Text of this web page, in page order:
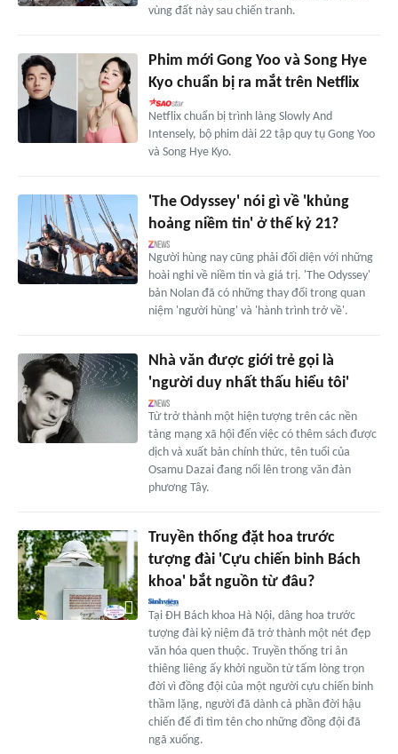
vùng đất này sau chiến tranh.
Phim mới Gong Yoo và Song Hye
Kyo chuẩn bị ra mắt trên Netflix
Netflix chuẩn bị trình làng Slowly And
Intensely, bộ phim dài 22 tập quy tụ Gong Yoo
và Song Hye Kyo.
'The Odyssey' nói gì về 'khủng
hoảng niềm tin' ở thế kỷ 21?
Người hùng nay cũng phải đối diện với những
hoài nghi về niềm tin và giá trị. 'The Odyssey'
bản Nolan đã có những thay đổi trong quan
niệm 'người hùng' và 'hành trình trở về'.
Nhà văn được giới trẻ gọi là
'người duy nhất thấu hiểu tôi'
Từ trở thành một hiện tượng trên các nền
tảng mạng xã hội đến việc có thêm sách được
dịch và xuất bản chính thức, tên tuổi của
Osamu Dazai đang nổi lên trong văn đàn
phương Tây.
Truyền thống đặt hoa trước
tượng đài 'Cựu chiến binh Bách
khoa' bắt nguồn từ đâu?
Tại ĐH Bách khoa Hà Nội, dâng hoa trước
tượng đài kỷ niệm đã trở thành một nét đẹp
văn hóa quen thuộc. Truyền thống tri ân
thiêng liêng ấy khởi nguồn từ tấm lòng trọn
đời vì đồng đội của một người cựu chiến binh
thầm lặng, người đã dành cả phần đời hậu
chiến để đi tìm tên cho những đồng đội đã
ngã xuống.